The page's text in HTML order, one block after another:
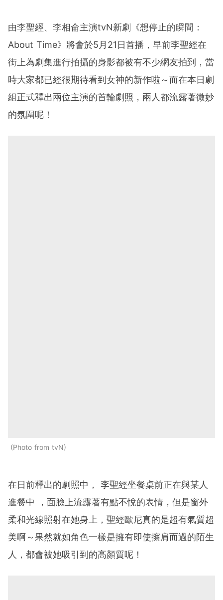
由李聖經、李相侖主演tvN新劇《想停止的瞬間：
About Time》將會於5月21日首播，早前李聖經在
街上為劇集進行拍攝的身影都被有不少網友拍到，當
時大家都已經很期待看到女神的新作啦～而在本日劇
組正式釋出兩位主演的首輪劇照，兩人都流露著微妙
的氛圍呢！
Photo from tvN
在日前釋出的劇照中， 李聖經坐餐桌前正在與某人
進餐中 ，面臉上流露著有點不悅的表情，但是窗外
柔和光線照射在她身上，聖經歐尼真的是超有氣質超
美啊～果然就如角色一樣是擁有即使擦肩而過的陌生
人，都會被她吸引到的高顏質呢！